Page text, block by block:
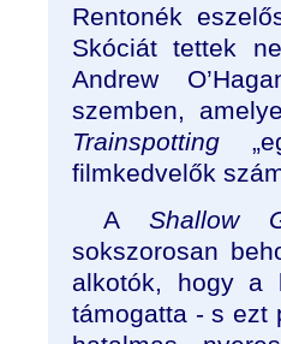
Rentonék
Skóciát tettek
Andrew
szemben,
Trainspotting
filmkedvelők
AShallow
sokszorosan
alkotók, hogy a
támogatta - s ezt